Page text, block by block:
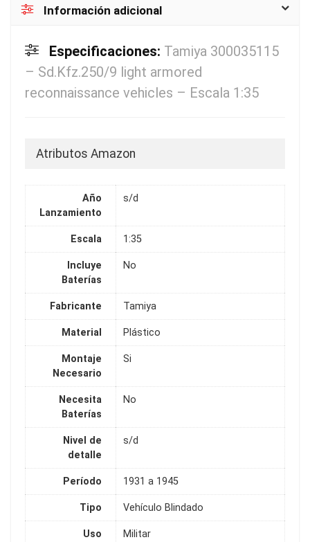
Información adicional
Especificaciones: Tamiya 300035115
– Sd.Kfz.250/9 light armored
reconnaissance vehicles – Escala 1:35
Atributos Amazon
Año
Lanzamiento
s/d
Escala 1:35
Incluye
Baterías
No
Fabricante Tamiya
Material Plástico
Montaje
Necesario
Si
Necesita
Baterías
No
Nivel de
detalle
s/d
Período 1931 a 1945
Tipo Vehículo Blindado
Uso Militar